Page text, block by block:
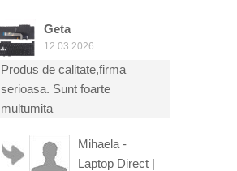
Geta
12.03.2026
Produs de calitate,firma
serioasa. Sunt foarte
multumita
Mihaela -
Laptop Direct |